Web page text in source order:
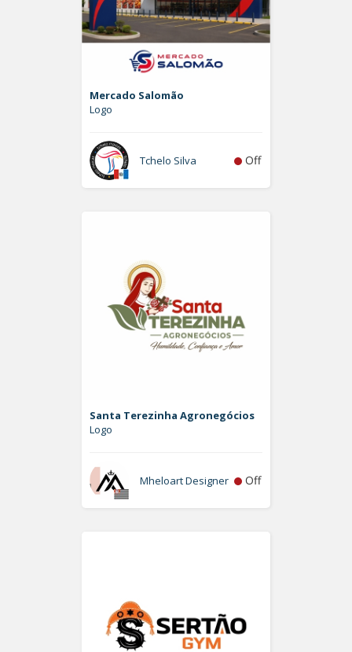
Mercado Salomão
Logo
Tchelo Silva Off
Santa Terezinha Agronegócios
Logo
Mheloart Designer Off